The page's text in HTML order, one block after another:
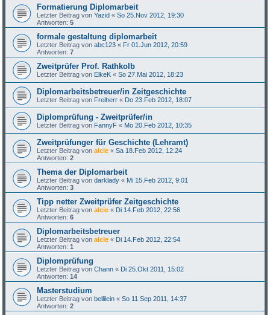
Formatierung Diplomarbeit
Letzter Beitrag vonYazid «So 25.Nov 2012, 19:30
Antworten:5
formale gestaltung diplomarbeit
Letzter Beitrag vonabc123 « Fr 01.Jun 2012, 20:59
Antworten:7
Zweitprüfer Prof. Rathkolb
Letzter Beitrag von ElkeK «So 27.Mai 2012, 18:23
Diplomarbeitsbetreuer/in Zeitgeschichte
Letzter Beitrag von Freiherr « Do 23.Feb 2012, 18:07
Diplomprüfung - Zweitprüfer/in
Letzter Beitrag von FannyF « Mo 20.Feb 2012, 10:35
Zweitprüfunger für Geschichte (Lehramt)
Letzter Beitrag vonalcie «Sa 18.Feb 2012, 12:24
Antworten:2
Thema der Diplomarbeit
Letzter Beitrag vondarklady « Mi 15.Feb 2012, 9:01
Antworten:3
Tipp netter Zweitprüfer Zeitgeschichte
Letzter Beitrag vonalcie « Di 14.Feb 2012, 22:56
Antworten:6
Diplomarbeitsbetreuer
Letzter Beitrag vonalcie « Di 14.Feb 2012, 22:54
Antworten:1
Diplomprüfung
Letzter Beitrag vonChann « Di 25.Okt 2011, 15:02
Antworten:14
Masterstudium
Letzter Beitrag von bellilein «So 11.Sep 2011, 14:37
Antworten:2